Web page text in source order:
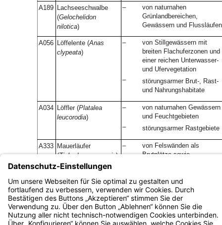
A189 Lachseeschwalbe
(Gelochelidon
nilotica)
–
von naturnahen
Grünlandbereichen,
Gewässern und Flussläufen
A056 Löffelente (Anas
clypeata)
–
von Stillgewässern mit
breiten Flachuferzonen und
einer reichen Unterwasser-
und Ufervegetation
–
störungsarmer Brut-, Rast-
und Nahrungshabitate
A034 Löffler (Platalea
leucorodia)
–
von naturnahen Gewässern
und Feuchtgebieten
–
störungsarmer Rastgebiete
A333 Mauerläufer
(Tichodroma muraria)
–
von Felswänden als
Brutplätze sowie
A226 Mauersegler (Apus
apus)
–
eines ausreichenden
Bestands an alten Bäumen
mit Spechthöhlen im
der Kolonie